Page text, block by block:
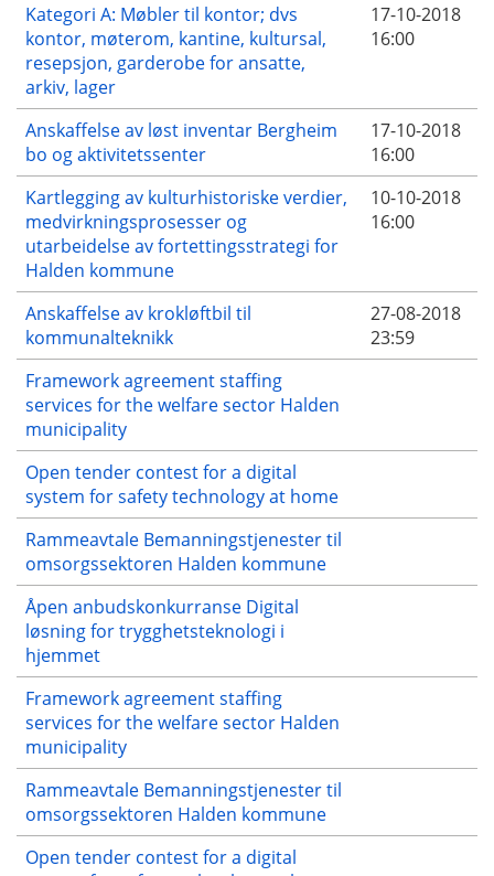
Kategori A: Møbler til kontor; dvs
kontor, møterom, kantine, kultursal,
resepsjon, garderobe for ansatte,
arkiv, lager
17-10-2018
16:00
Anskaffelse av løst inventar Bergheim
bo og aktivitetssenter
17-10-2018
16:00
Kartlegging av kulturhistoriske verdier,
medvirkningsprosesser og
utarbeidelse av fortettingsstrategi for
Halden kommune
10-10-2018
16:00
Anskaffelse av krokløftbil til
kommunalteknikk
27-08-2018
23:59
Framework agreement staffing
services for the welfare sector Halden
municipality
Open tender contest for a digital
system for safety technology at home
Rammeavtale Bemanningstjenester til
omsorgssektoren Halden kommune
Åpen anbudskonkurranse Digital
løsning for trygghetsteknologi i
hjemmet
Framework agreement staffing
services for the welfare sector Halden
municipality
Rammeavtale Bemanningstjenester til
omsorgssektoren Halden kommune
Open tender contest for a digital